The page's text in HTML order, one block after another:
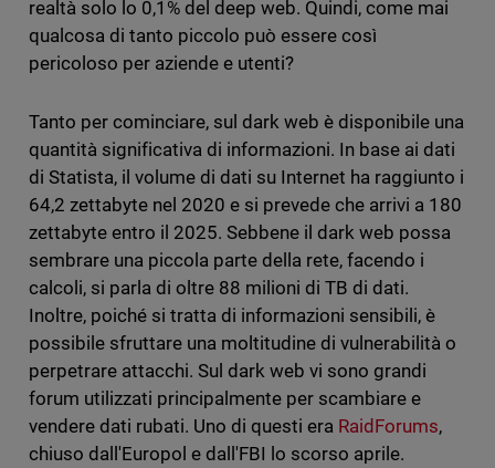
realtà solo lo 0,1% del deep web. Quindi, come mai
qualcosa di tanto piccolo può essere così
pericoloso per aziende e utenti?
Tanto per cominciare, sul dark web è disponibile una
quantità significativa di informazioni. In base ai dati
di Statista, il volume di dati su Internet ha raggiunto i
64,2 zettabyte nel 2020 e si prevede che arrivi a 180
zettabyte entro il 2025. Sebbene il dark web possa
sembrare una piccola parte della rete, facendo i
calcoli, si parla di oltre 88 milioni di TB di dati.
Inoltre, poiché si tratta di informazioni sensibili, è
possibile sfruttare una moltitudine di vulnerabilità o
perpetrare attacchi. Sul dark web vi sono grandi
forum utilizzati principalmente per scambiare e
vendere dati rubati. Uno di questi era RaidForums,
chiuso dall'Europol e dall'FBI lo scorso aprile.